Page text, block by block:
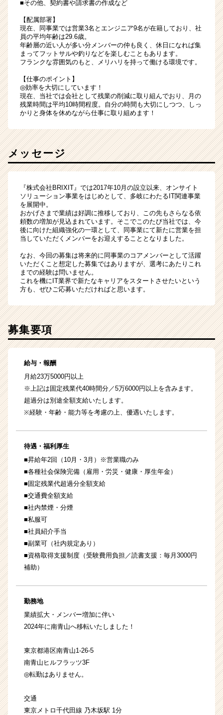
■その他、契約書や請求書の作成など
【配属部署】
現在、同事業では営業3名とエンジニア9名が在籍しており、社
員の平均年齢は29.6歳。
年齢層の近い人が多い分メンバーの仲も良く、休日になれば集
まってフットサルや釣りなどを楽しむこともあります。
フランクな雰囲気のもと、メリハリを持って働ける環境です。
【仕事のポイント】
◎効率を大切にしています！
現在、当社では会社として残業の削減に取り組んでおり、月の
残業時間は平均10時間程度。自分の時間も大切にしつつ、しっ
かりと身体を休めながら仕事に取り組めます！
メッセージ
『株式会社BRIXIT』では2017年10月の設立以来、オンサイト
ソリューション事業をはじめとして、多岐にわたるIT関連事業
を展開中。
おかげさまで業績は好調に推移しており、この先もさらなる依
頼数の増加が見込まれています。そこでこのたび当社では、今
後に向けた組織強化の一環として、同事業にて新たに営業を担
当していただくメンバーをお迎えすることとなりました。
なお、今回の募集は将来的に同事業のコアメンバーとして活躍
いただくこと想定した募集ではありますが、選考にあたりこれ
までの経験は問いません。
これを機にIT業界で新たなキャリアをスタートさせたいという
方も、ぜひご応募いただければと思います。
募集要項
給与・報酬
月給23万5000円以上
※上記は固定残業代40時間分／5万6000円以上を含みます。
超過分は別途全額支給いたします。
※経験・年齢・能力等を考慮の上、優遇いたします。
待遇・福利厚生
■昇給年2回（10月・3月）※営業職のみ
■各種社会保険完備（雇用・労災・健康・厚生年金）
■固定残業代超過分全額支給
■交通費全額支給
■社内禁煙・分煙
■私服可
■社員紹介手当
■副業可（社内規定あり）
■資格取得支援制度（受験費用負担／読書支援：毎月3000円
補助）
勤務地
業績拡大・メンバー増加に伴い
2024年に南青山へ移転いたしました！
東京都港区南青山1-26-5
南青山ヒルフラッツ3F
◎転勤はありません。
交通
東京メトロ千代田線 乃木坂駅 1分